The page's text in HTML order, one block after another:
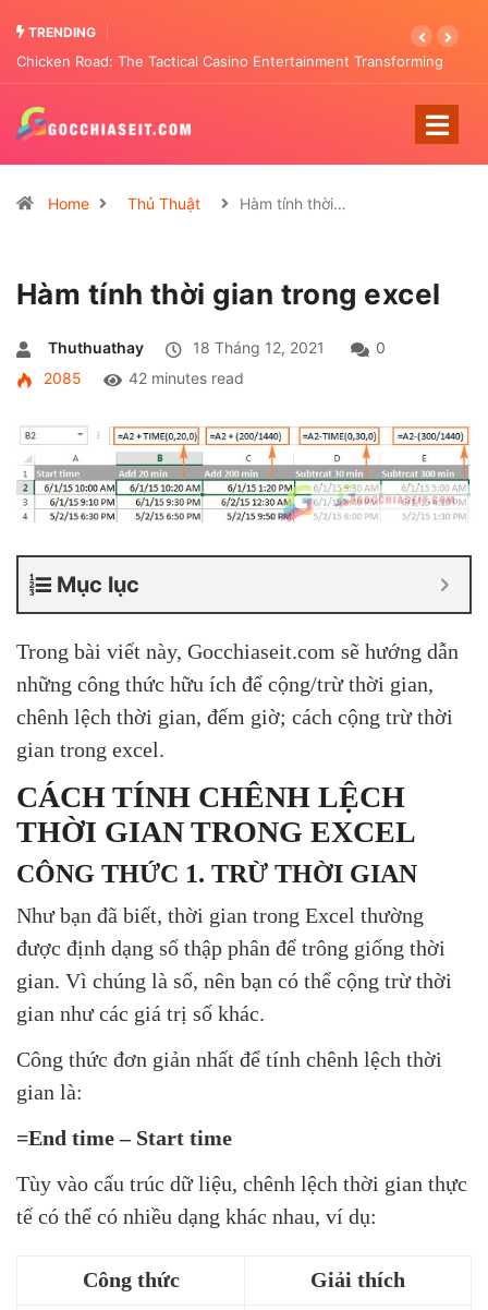
TRENDING
Chicken Road: The Tactical Casino Entertainment Transforming
Home Thủ Thuật Hàm tính thời…
Hàm tính thời gian trong excel
Thuthuathay 18 Tháng 12, 2021
0
2085
42 minutes read
Mục lục
Trong bài viết này, Gocchiaseit.com sẽ hướng dẫn
những công thức hữu ích để cộng/trừ thời gian,
chênh lệch thời gian, đếm giờ; cách cộng trừ thời
gian trong excel.
CÁCH TÍNH CHÊNH LỆCH
THỜI GIAN TRONG EXCEL
CÔNG THỨC 1. TRỪ THỜI GIAN
Như bạn đã biết, thời gian trong Excel thường
được định dạng số thập phân để trông giống thời
gian. Vì chúng là số, nên bạn có thể cộng trừ thời
gian như các giá trị số khác.
Công thức đơn giản nhất để tính chênh lệch thời
gian là:
=End time – Start time
Tùy vào cấu trúc dữ liệu, chênh lệch thời gian thực
tế có thể có nhiều dạng khác nhau, ví dụ:
Công thức Giải thích